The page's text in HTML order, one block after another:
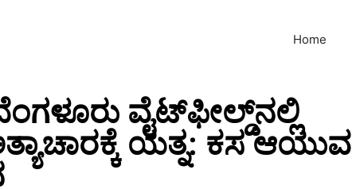
Home
ವೈಟ್‌ಫೀಲ್ಡ್‌ನಲ್ಲಿ
ಯತ್ನ: ಕಸ ಆಯುವ